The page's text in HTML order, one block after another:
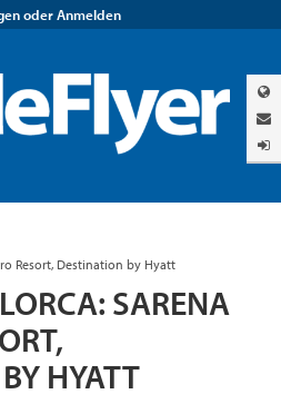
oder Anmelden
Resort, Destination by Hyatt
SARENA
HYATT